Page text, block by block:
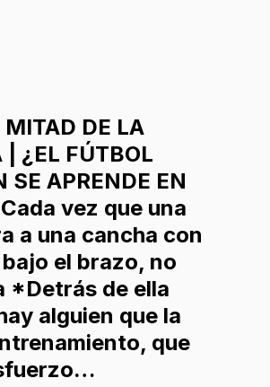
MITAD DE LA
| ¿EL FÚTBOL
SE APRENDE EN
vez que una
a una cancha con
el brazo, no
*Detrás de ella
alguien que la
que